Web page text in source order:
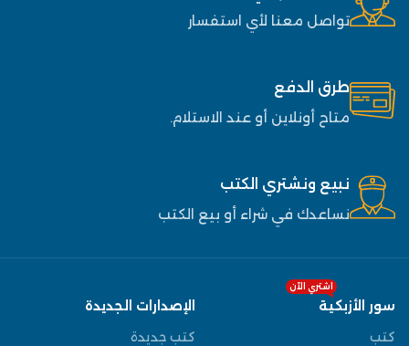
تواصل معنا لأي استفسار
طرق الدفع
متاح أونلاين أو عند الاستلام.
نبيع ونشتري الكتب
نساعدك في شراء أو بيع الكتب
سور الأزبكية
اشتري الآن
كتب
الإصدارات الجديدة
كتب جديدة